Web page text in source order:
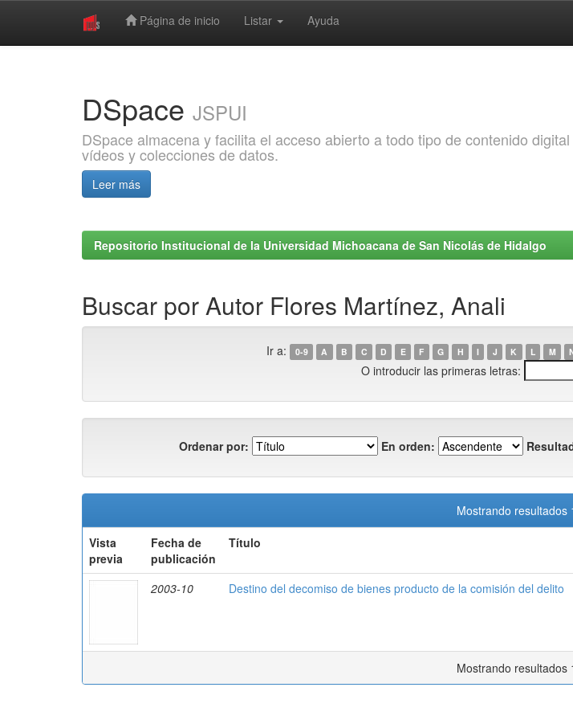
Página de inicio Listar Ayuda
DSpace JSPUI
DSpace almacena y facilita el acceso abierto a todo tipo de contenido
vídeos y colecciones de datos.
Leer más
Repositorio Institucional de la Universidad Michoacana de San Nicolás de Hidalgo
Buscar por Autor Flores Martínez, Anali
Ir a: 0-9 A B C D E F G H I J K L M
O introducir las primeras letras:
Ordenar por: En orden:
Mostrando resultados
Vista
previa
Fecha de
publicación
Título
2003-10 Destino del decomiso de bienes producto de la comisión del delito
Mostrando resultados